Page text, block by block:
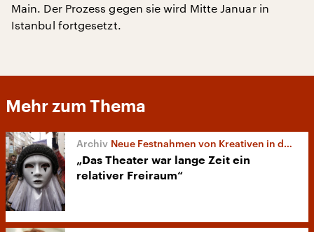
Main. Der Prozess gegen sie wird Mitte Januar in
Istanbul fortgesetzt.
Mehr zum Thema
Neue Festnahmen von Kreativen in der Türkei
„Das Theater war lange Zeit ein
relativer Freiraum“